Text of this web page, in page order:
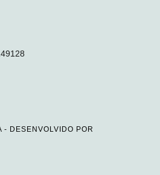
DESENVOLVIDO POR